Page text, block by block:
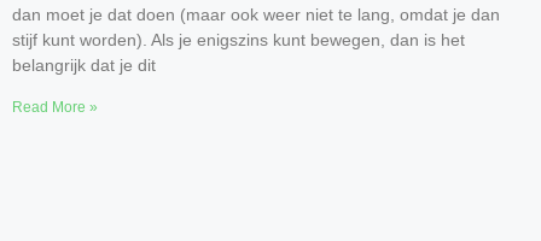
dan moet je dat doen (maar ook weer niet te lang, omdat je dan
stijf kunt worden). Als je enigszins kunt bewegen, dan is het
belangrijk dat je dit
Read More »